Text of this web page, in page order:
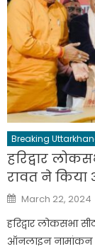
Breaking
हरिद्वार
रावत ने
Posted
on
March 22, 2024
हरिद्वार लोकसभा
ऑनलाइन नामांकन